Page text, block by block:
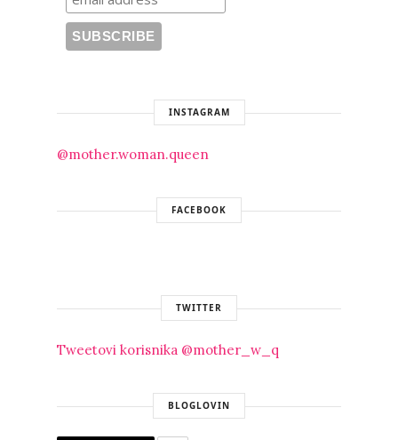
INSTAGRAM
@mother.woman.queen
FACEBOOK
TWITTER
Tweetovi korisnika @mother_w_q
BLOGLOVIN